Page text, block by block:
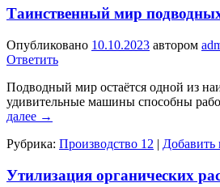
Таинственный мир
Опубликовано 10.10.2023 автором
Ответить
Подводный мир остаётся одной из
удивительные машины способны
далее →
Рубрика: Производство 12 | Добавить
Утилизация органических